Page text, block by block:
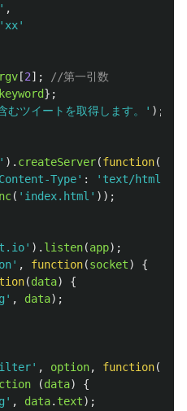
' ,
' xx'
[2];
//第一引数
keyword};
むツイートを取得します。 ' );
' ). createServer(function(
Content-Type' : ' text/html
( ' index.html ' ));
' ). listen(app);
' , function(socket)
{
(data)
{
' , data);
' , option, function(
(data)
{
' , data. text);